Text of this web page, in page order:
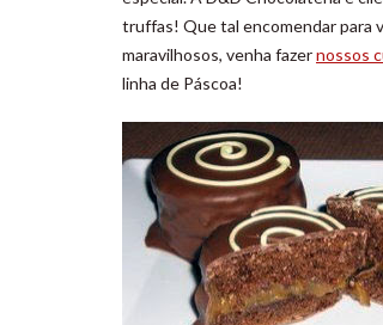
truffas! Que tal encomendar para
maravilhosos, venha fazernossos
linha de Páscoa!